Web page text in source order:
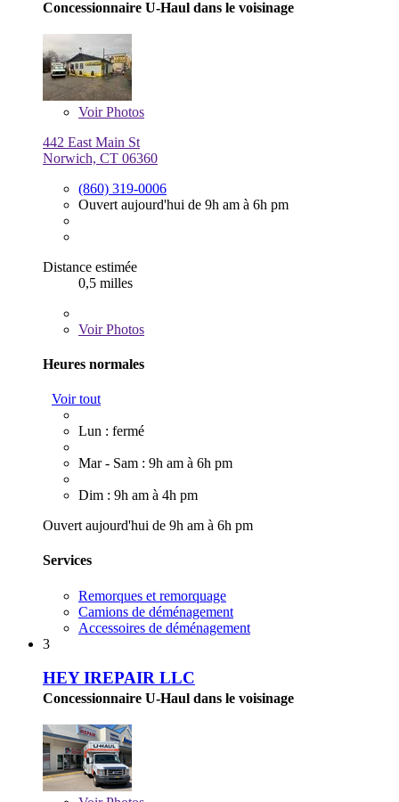
Concessionnaire U-Haul dans le voisinage
VoirPhotos
442 East Main St
Norwich, CT 06360
(860) 319-0006
Ouvert aujourd'hui de 9h am à 6h pm
Distance estimée
0,5 milles
VoirPhotos
Heures normales
Voir tout
Lun : fermé
Mar - Sam : 9h am à 6h pm
Dim : 9h am à 4h pm
Ouvert aujourd'hui de 9h am à 6h pm
Services
Remorques et remorquage
Camions de déménagement
Accessoires de déménagement
3
HEY IREPAIR LLC
Concessionnaire U-Haul dans le voisinage